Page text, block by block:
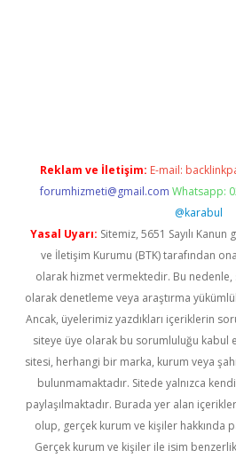
Reklam ve İletişim: E-mail:
forumhizmeti@gmail.com Whatsapp:
@karabul
Yasal Uyarı: Sitemiz, 5651 Sayılı
ve İletişim Kurumu (BTK) tarafından
olarak hizmet vermektedir. Bu
olarak denetleme veya araştırma
Ancak, üyelerimiz yazdıkları içeriklerin
siteye üye olarak bu sorumluluğu kabul
sitesi, herhangi bir marka, kurum veya
bulunmamaktadır. Sitede yalnızca
paylaşılmaktadır. Burada yer alan
olup, gerçek kurum ve kişiler hakkında
Gerçek kurum ve kişiler ile isim